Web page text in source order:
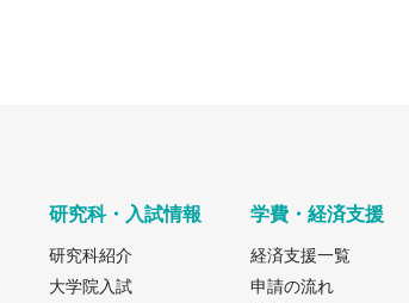
研究科・入試情報
研究科紹介
大学院入試
学費・経済支援
経済支援一覧
申請の流れ